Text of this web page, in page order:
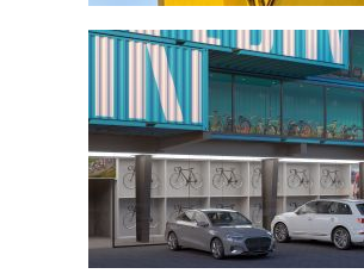
GEWAECHSHAUS NECKARTAL
ROTTWEIL DEUTSCHLAND